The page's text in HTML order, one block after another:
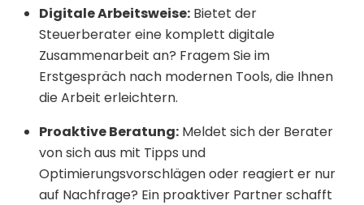
Digitale Arbeitsweise: Bietet der
Steuerberater eine komplett digitale
Zusammenarbeit an? Fragem Sie im
Erstgespräch nach modernen Tools, die Ihnen
die Arbeit erleichtern.
Proaktive Beratung: Meldet sich der Berater
von sich aus mit Tipps und
Optimierungsvorschlägen oder reagiert er nur
auf Nachfrage? Ein proaktiver Partner schafft